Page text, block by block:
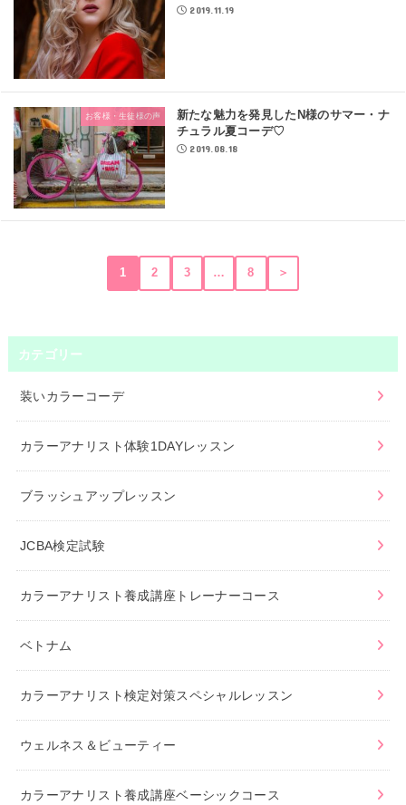
2019.11.19
お客様・生徒様の声
新たな魅力を発見したN様のサマー・ナ
チュラル夏コーデ♡
2019.08.18
1 2 3 … 8 ＞
カテゴリー
装いカラーコーデ
カラーアナリスト体験1DAYレッスン
ブラッシュアップレッスン
JCBA検定試験
カラーアナリスト養成講座トレーナーコース
ベトナム
カラーアナリスト検定対策スペシャルレッスン
ウェルネス＆ビューティー
カラーアナリスト養成講座ベーシックコース